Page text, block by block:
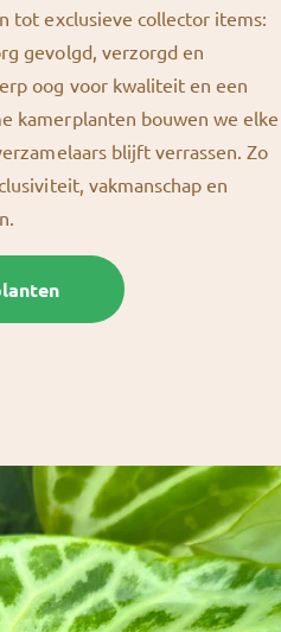
tot exclusieve collector items:
gevolgd, verzorgd en
oog voor kwaliteit en een
kamerplanten bouwen we elke
blijft verrassen. Zo
vakmanschap en